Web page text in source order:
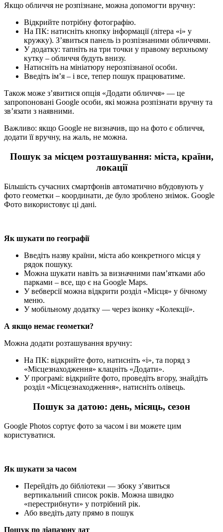
Якщо обличчя не розпізнане, можна допомогти вручну:
Відкрийте потрібну фотографію.
На ПК: натисніть кнопку інформації (літера «i» у
кружку). З’явиться панель із розпізнаними обличчями.
У додатку: тапніть на три точки у правому верхньому
кутку – обличчя будуть внизу.
Натисніть на мініатюру нерозпізнаної особи.
Введіть ім’я – і все, тепер пошук працюватиме.
Також може з’явитися опція «Додати обличчя» — це
запропоновані Google особи, які можна розпізнати вручну та
зв’язати з наявними.
Важливо: якщо Google не визначив, що на фото є обличчя,
додати її вручну, на жаль, не можна.
Пошук за місцем розташування: міста, країни,
локації
Більшість сучасних смартфонів автоматично вбудовують у
фото геометки – координати, де було зроблено знімок. Google
Фото використовує ці дані.
Як шукати по географії
Введіть назву країни, міста або конкретного місця у
рядок пошуку.
Можна шукати навіть за визначними пам’ятками або
парками – все, що є на Google Maps.
У вебверсії можна відкрити розділ «Місця» у бічному
меню.
У мобільному додатку — через іконку «Колекції».
А якщо немає геометки?
Можна додати розташування вручну:
На ПК: відкрийте фото, натисніть «i», та поряд з
«Місцезнаходження» клацніть «Додати».
У програмі: відкрийте фото, проведіть вгору, знайдіть
розділ «Місцезнаходження», натисніть олівець.
Пошук за датою: день, місяць, сезон
Google Photos сортує фото за часом і ви можете цим
користуватися.
Як шукати за часом
Перейдіть до бібліотеки — збоку з’явиться
вертикальний список років. Можна швидко
«перестрибнути» у потрібний рік.
Або введіть дату прямо в пошук
Пошук по діапазону дат